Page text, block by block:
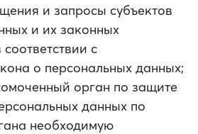
и запросы субъектов
и их законных
с
о персональных данных;
орган по защите
данных по
необходимую